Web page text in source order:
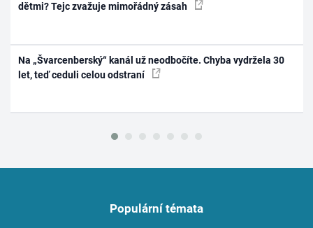
dětmi? Tejc zvažuje mimořádný zásah
Na „Švarcenberský“ kanál už neodbočíte. Chyba vydržela 30
let, teď ceduli celou odstraní
Populární témata